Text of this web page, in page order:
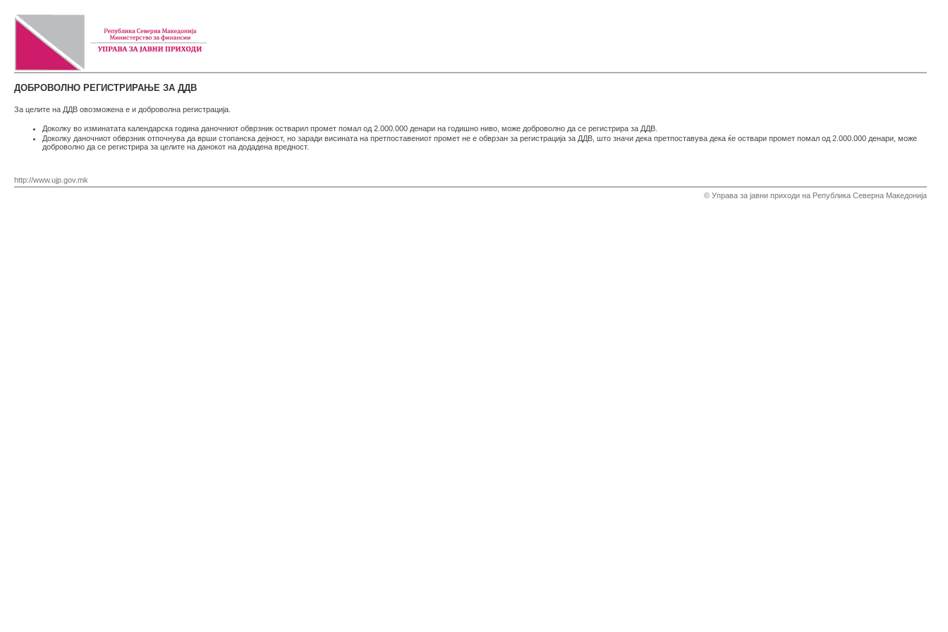
ДОБРОВОЛНО РЕГИСТРИРАЊЕ ЗА ДДВ
За целите на ДДВ овозможена е и доброволна регистрација.
Доколку во изминатата календарска година даночниот обврзник остварил промет помал од 2.000.000 денари на годишно ниво, може доброволно да се регистрира за ДДВ.
Доколку даночниот обврзник отпочнува да врши стопанска дејност, но заради висината на претпоставениот промет не е обврзан за регистрација за ДДВ, што значи дека претпоставува дека ќе оствари промет помал од 2.000.000 денари, може
доброволно да се регистрира за целите на данокот на додадена вредност.
http://www.ujp.gov.mk
© Управа за јавни приходи на Република Северна Македонија